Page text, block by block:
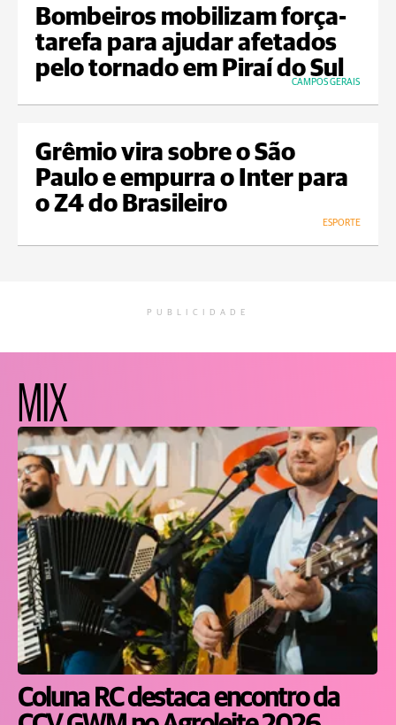
Bombeiros mobilizam força-
tarefa para ajudar afetados
pelo tornado em Piraí do Sul
CAMPOS GERAIS
Grêmio vira sobre o São
Paulo e empurra o Inter para
o Z4 do Brasileiro
ESPORTE
PUBLICIDADE
MIX
Coluna RC destaca encontro da